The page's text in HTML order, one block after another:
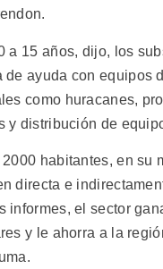
a 15 años, dijo, los
de ayuda con equipos
como huracanes,
y distribución de
habitantes, en su
directa e
informes, el sector
y le ahorra a la